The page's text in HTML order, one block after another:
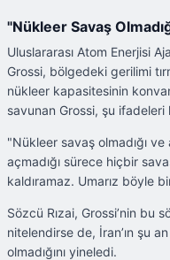
"Nükleer Savaş
Uluslararası Atom Enerjisi
Grossi, bölgedeki gerilimi
nükleer kapasitesinin
savunan Grossi, şu ifadeleri
"Nükleer savaş olmadığı ve
açmadığı sürece hiçbir
kaldıramaz. Umarız böyle
Sözcü Rızai, Grossi’nin bu
nitelendirse de, İran’ın şu
olmadığını yineledi.